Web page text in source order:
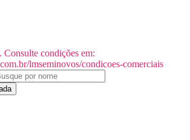
Consulte condições em:
lmseminovos/condicoes-comerciais